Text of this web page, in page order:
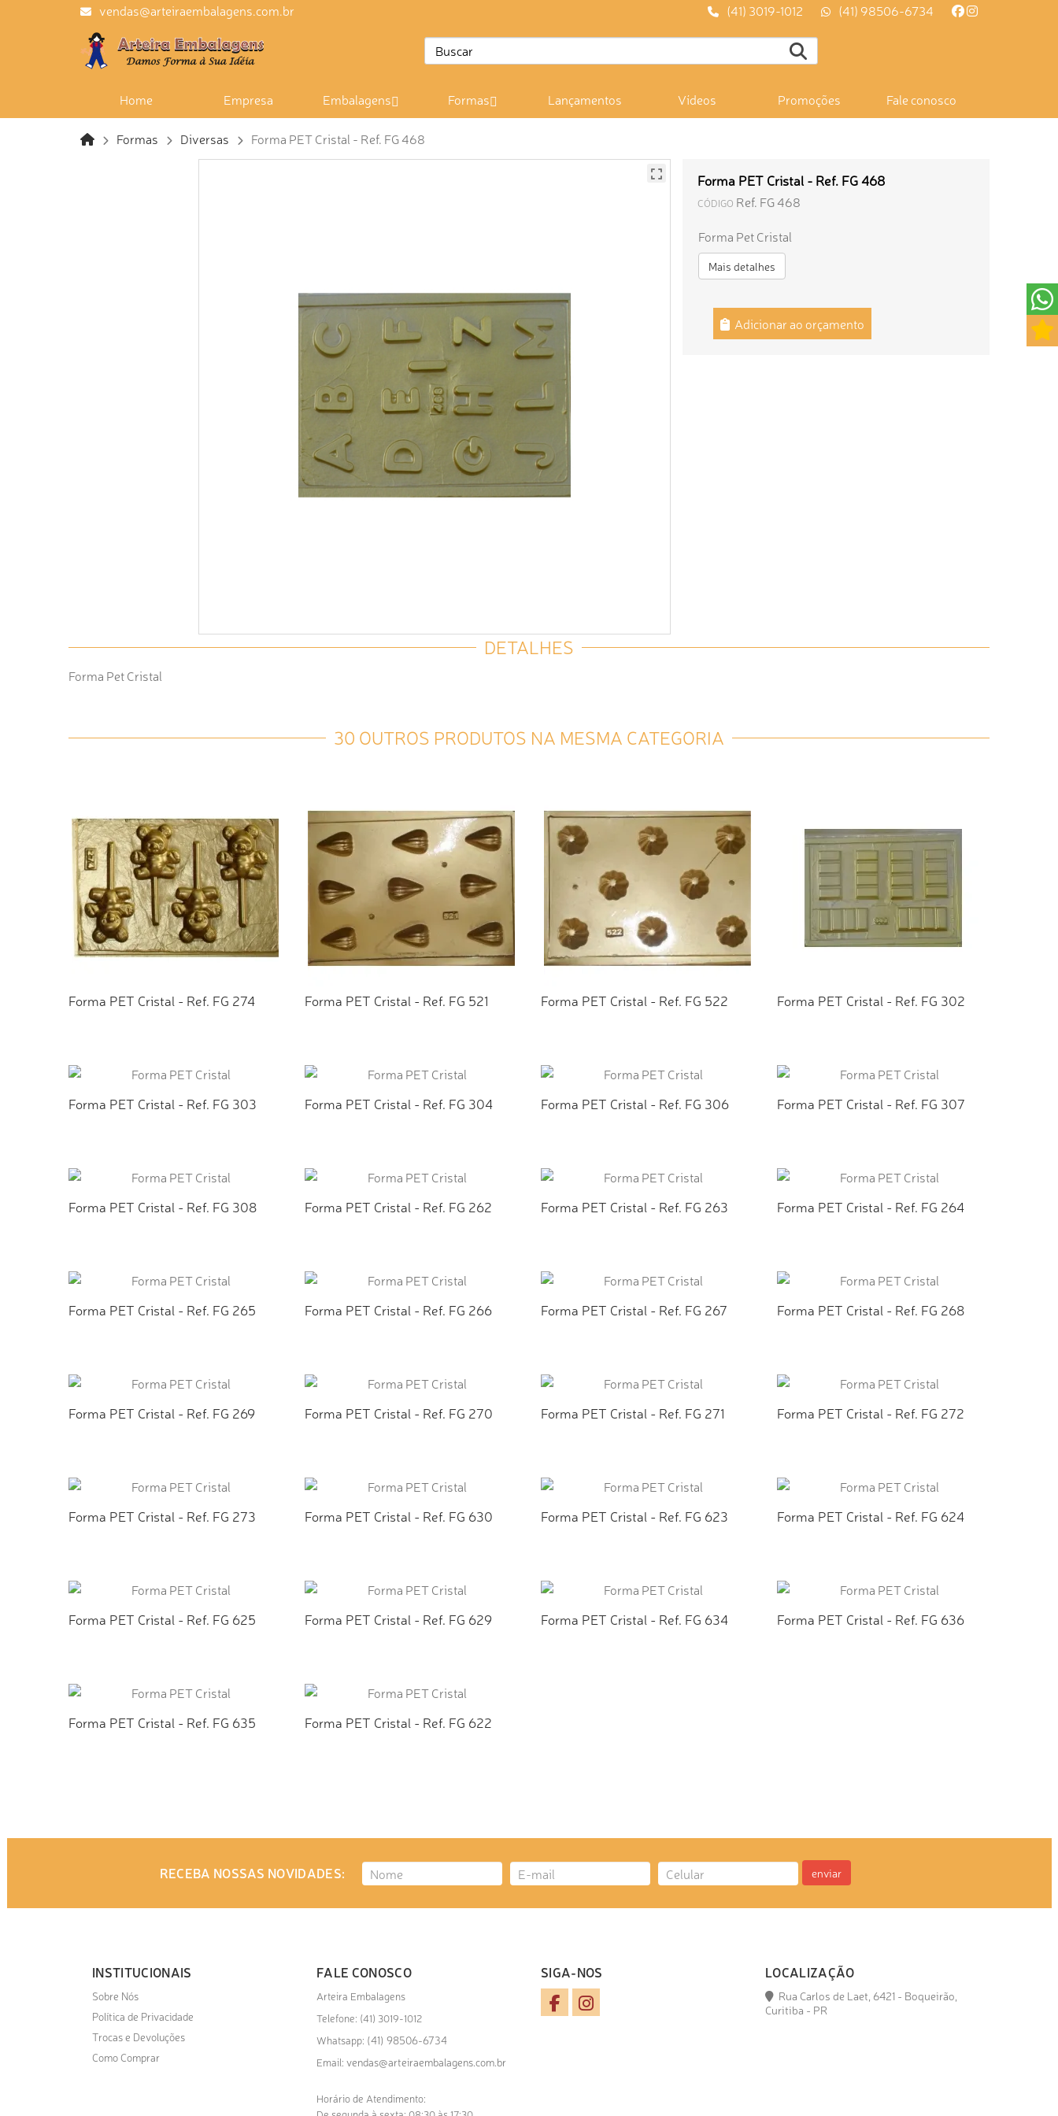
vendas@arteiraembalagens.com.br (41) 3019-1012 (41) 98506-6734
Home Empresa Embalagens Formas Lançamentos Vídeos Promoções Fale conosco
Formas Diversas Forma PET Cristal - Ref. FG 468
Forma PET Cristal - Ref. FG 468
CÓDIGO Ref. FG 468
Forma Pet Cristal
Mais detalhes
Adicionar ao orçamento
DETALHES
Forma Pet Cristal
30 OUTROS PRODUTOS NA MESMA CATEGORIA
Forma PET Cristal - Ref. FG 274 Forma PET Cristal - Ref. FG 521 Forma PET Cristal - Ref. FG 522 Forma PET Cristal - Ref. FG 302
Forma PET Cristal - Ref. FG 303 Forma PET Cristal - Ref. FG 304 Forma PET Cristal - Ref. FG 306 Forma PET Cristal - Ref. FG 307
Forma PET Cristal - Ref. FG 308 Forma PET Cristal - Ref. FG 262 Forma PET Cristal - Ref. FG 263 Forma PET Cristal - Ref. FG 264
Forma PET Cristal - Ref. FG 265 Forma PET Cristal - Ref. FG 266 Forma PET Cristal - Ref. FG 267 Forma PET Cristal - Ref. FG 268
Forma PET Cristal - Ref. FG 269 Forma PET Cristal - Ref. FG 270 Forma PET Cristal - Ref. FG 271 Forma PET Cristal - Ref. FG 272
Forma PET Cristal - Ref. FG 273 Forma PET Cristal - Ref. FG 630 Forma PET Cristal - Ref. FG 623 Forma PET Cristal - Ref. FG 624
Forma PET Cristal - Ref. FG 625 Forma PET Cristal - Ref. FG 629 Forma PET Cristal - Ref. FG 634 Forma PET Cristal - Ref. FG 636
Forma PET Cristal - Ref. FG 635 Forma PET Cristal - Ref. FG 622
RECEBA NOSSAS NOVIDADES: enviar
INSTITUCIONAIS
Sobre Nós
Política de Privacidade
Trocas e Devoluções
Como Comprar
FALE CONOSCO
Arteira Embalagens
Telefone: (41) 3019-1012
Whatsapp: (41) 98506-6734
Email: vendas@arteiraembalagens.com.br
Horário de Atendimento:
SIGA-NOS LOCALIZAÇÃO
Rua Carlos de Laet, 6421 - Boqueirão,
Curitiba - PR